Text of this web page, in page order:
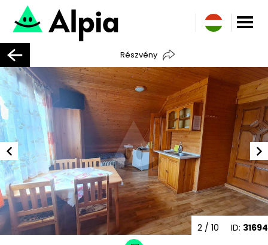
Részvény
ID: 31694
2 / 10